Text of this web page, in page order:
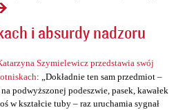
i absurdy nadzoru
Szymielewicz przedstawia swój
: „Dokładnie ten sam przedmiot –
podwyższonej podeszwie, pasek, kawałek
w kształcie tuby – raz uruchamia sygnał